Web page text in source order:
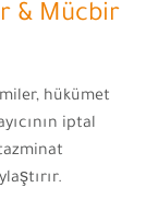
& Mücbir
hükümet
iptal